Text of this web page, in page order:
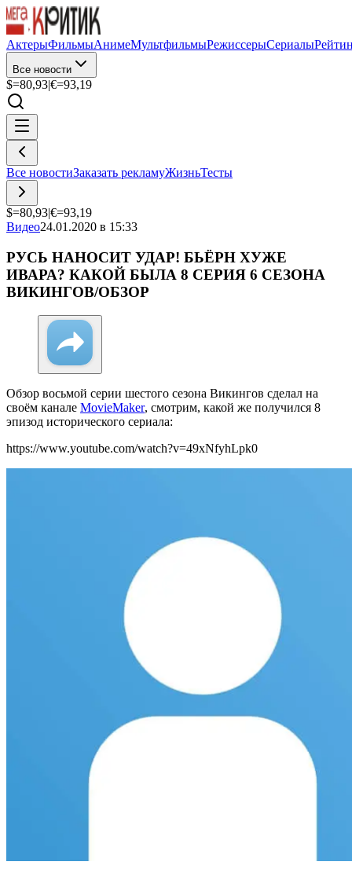
АктерыФильмыАнимеМультфильмыРежиссерыСериалы
Все новости
$=80,93|€=93,19
Все новостиЗаказать рекламуЖизньТесты
$=80,93|€=93,19
Видео24.01.2020 в 15:33
РУСЬ НАНОСИТ УДАР! БЬЁРН ХУЖЕ
ИВАРА? КАКОЙ БЫЛА 8 СЕРИЯ 6 СЕЗОНА
ВИКИНГОВ/ОБЗОР
Обзор восьмой серии шестого сезона Викингов сделал на
своём канале MovieMaker, смотрим, какой же получился 8
эпизод исторического сериала:
https://www.youtube.com/watch?v=49xNfyhLpk0